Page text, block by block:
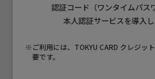
認証コード（ワンタイムパス
本人認証サービスを導入し
※ご利用には、TOKYU CARD クレジッ
要です。